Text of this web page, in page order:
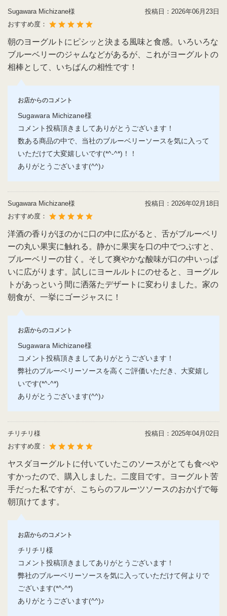
Sugawara Michizane様 投稿日： 2026年06月23日
おすすめ度：
朝のヨーグルトにピシッと決まる風味と食感。いろいろな
ブルーベリーのジャムなどがあるが、これがヨーグルトの
相棒として、いちばんの相性です！
お店からのコメント
Sugawara Michizane様
コメント投稿頂きましてありがとうございます！
数ある商品の中で、当社のブルーベリーソースを気に入って
いただけて大変嬉しいです(*^-^*)！！
ありがとうございます(^^)♪
Sugawara Michizane様 投稿日： 2026年02月18日
おすすめ度：
洋酒の香りがほのかに口の中に広がると、舌がブルーベリ
ーの丸い果実に触れる。静かに果実を口の中でつぶすと、
ブルーベリーの甘く。そして爽やかな酸味が口の中いっぱ
いに広がります。試しにヨールルトにのせると、ヨーグル
トがあっという間に洒落たデザートに変わりました。家の
朝食が、一挙にゴージャスに！
お店からのコメント
Sugawara Michizane様
コメント投稿頂きましてありがとうございます！
弊社のブルーベリーソースを高くご評価いただき、大変嬉し
いです(*^-^*)
ありがとうございます(^^)♪
チリチリ様 投稿日： 2025年04月02日
おすすめ度：
ヤスダヨーグルトに付いていたこのソースがとても食べや
すかったので、購入しました。二度目です。ヨーグルト苦
手だった私ですが、こちらのフルーツソースのおかげで毎
朝頂けてます。
お店からのコメント
チリチリ様
コメント投稿頂きましてありがとうございます！
弊社のブルーベリーソースを気に入っていただけて何よりで
ございます(*^-^*)
ありがとうございます(^^)♪